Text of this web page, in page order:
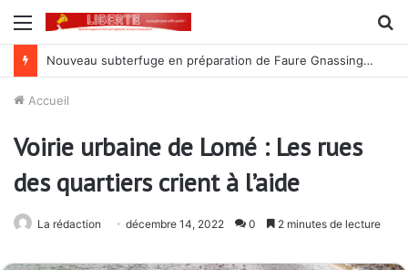
Menu
Lutte contre la corruption dans la commande publique : Qu’est-ce qui explique le silence du parquet général sur les dossiers de l’ARCOP?
Accueil
Voirie urbaine de Lomé : Les rues
des quartiers crient à l’aide
La rédaction décembre 14, 2022 0 2 minutes de lecture